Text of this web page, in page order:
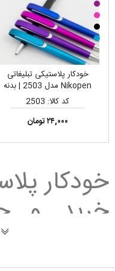
خودکار پلاستیکی تبلیغاتی
Nikopen مدل 2503 | بدنه
مقاوم و سبک، مناسب چاپ تامپو
لوگو
کد کالا: 2503
۲۴,۰۰۰ تومان
خودکار
خرید و
خودکار